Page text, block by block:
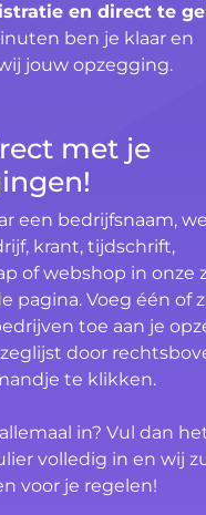
en direct te
ben je klaar en
jouw opzegging.
met je
een bedrijfsnaam,
krant, tijdschrift,
of webshop in onze
pagina. Voeg één of
toe aan je
door
te klikken.
in? Vul dan
volledig in en wij
voor je regelen!